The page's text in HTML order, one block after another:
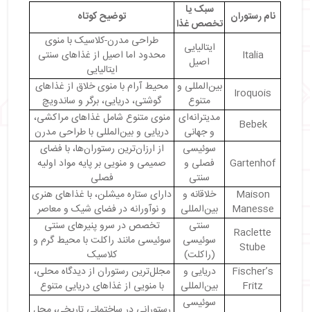
نام رستوران
سبک یا
تخصص غذا
توضیح کوتاه
Italia
ایتالیایی
اصیل
طراحی مدرن-کلاسیک با منوی
محدود اما اصیل از غذاهای سنتی
ایتالیایی
Iroquois
بین‌المللی و
متنوع
محیط آرام با منوی خلاق از غذاهای
گوشتی، دریایی، برگر و ساندویچ
Bebek
مدیترانه‌ای
و جهانی
منوی متنوع شامل غذاهای مراکشی،
دریایی و بین‌المللی با طراحی مدرن
Gartenhof
سوئیسی
فصلی و
سنتی
از ارزان‌ترین رستوران‌ها، با فضای
صمیمی و منویی بر پایه مواد اولیه
فصلی
Maison
Manesse
خلاقانه و
بین‌المللی
دارای ستاره میشلن، با غذاهای هنری
و نوآورانه در فضای شیک و معاصر
Raclette
Stube
سنتی
سوئیسی
(راکلت)
تخصص در سرو پنیرهای سنتی
سوئیسی مانند راکلت با محیط گرم و
کلاسیک
Fischer’s
Fritz
دریایی و
بین‌المللی
مجلل‌ترین رستوران از دیدگاه محلی،
با منویی از غذاهای دریایی متنوع
سوئیسی